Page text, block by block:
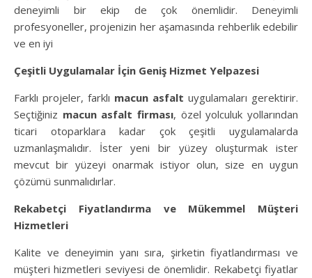
deneyimli bir ekip de çok önemlidir. Deneyimli
profesyoneller, projenizin her aşamasında rehberlik edebilir
ve en iyi
Çeşitli Uygulamalar İçin Geniş Hizmet Yelpazesi
Farklı projeler, farklı macun asfalt uygulamaları gerektirir.
Seçtiğiniz macun asfalt firması, özel yolculuk yollarından
ticari otoparklara kadar çok çeşitli uygulamalarda
uzmanlaşmalıdır. İster yeni bir yüzey oluşturmak ister
mevcut bir yüzeyi onarmak istiyor olun, size en uygun
çözümü sunmalıdırlar.
Rekabetçi Fiyatlandırma ve Mükemmel Müşteri
Hizmetleri
Kalite ve deneyimin yanı sıra, şirketin fiyatlandırması ve
müşteri hizmetleri seviyesi de önemlidir. Rekabetçi fiyatlar